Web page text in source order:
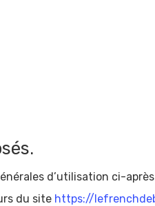
d’utilisation ci-
du site https://